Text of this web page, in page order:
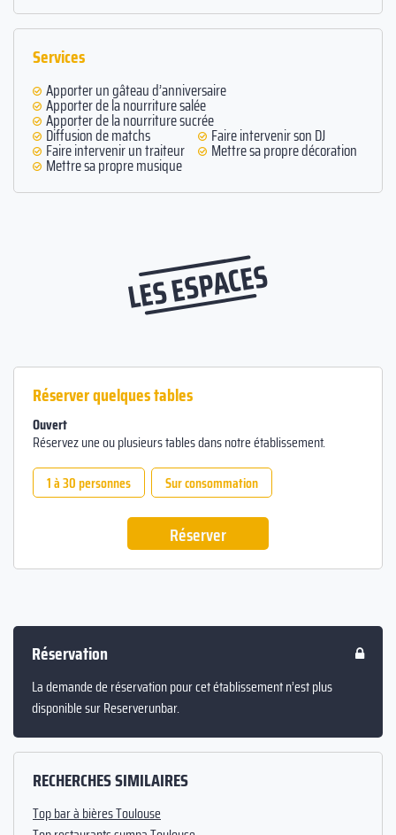
Services
Apporter un gâteau d’anniversaire
Apporter de la nourriture salée
Apporter de la nourriture sucrée
Diffusion de matchs Faire intervenir son DJ
Faire intervenir un traiteur Mettre sa propre décoration
Mettre sa propre musique
LES ESPACES
Réserver quelques tables
Ouvert
Réservez une ou plusieurs tables dans notre établissement.
1 à 30 personnes
Sur consommation
Réserver
Réservation
La demande de réservation pour cet établissement n’est plus
disponible sur Reserverunbar.
RECHERCHES SIMILAIRES
Top bar à bières Toulouse